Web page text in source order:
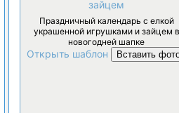
Праздничный календарь с елкой
украшенной игрушками и зайцем в
новогодней шапке
Открыть шаблон Вставить